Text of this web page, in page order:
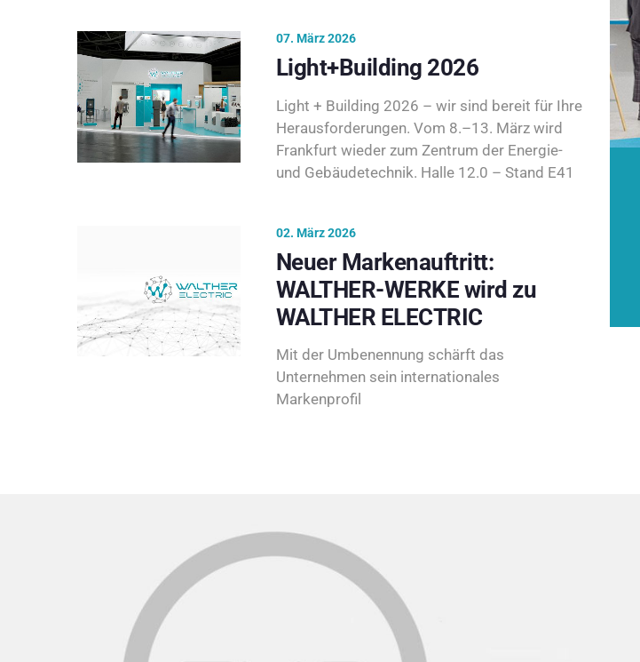
07. März 2026
Light+Building 2026
Light + Building 2026 – wir sind bereit für Ihre
Herausforderungen. Vom 8.–13. März wird
Frankfurt wieder zum Zentrum der Energie-
und Gebäudetechnik. Halle 12.0 – Stand E41
02. März 2026
Neuer Markenauftritt:
WALTHER-WERKE wird zu
WALTHER ELECTRIC
Mit der Umbenennung schärft das
Unternehmen sein internationales
Markenprofil